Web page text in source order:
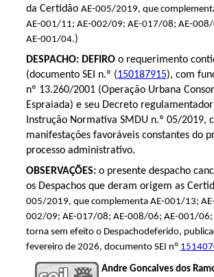
da Certidão AE-005/2019, que
AE-001/11; AE-002/09; AE-017/08; AE-
AE-001/04.)
DESPACHO: DEFIRO o requerimento
(documento SEI n.º (150187915), com
nº 13.260/2001 (Operação Urbana
Espraiada) e seu Decreto
Instrução Normativa SMDU n.º 05/2019,
manifestações favoráveis constantes do
processo administrativo.
OBSERVAÇÕES: o presente despacho
os Despachos que deram origem as
005/2019, que complementa AE-001/13;
002/09; AE-017/08; AE-008/06; AE-001/06;
torna sem efeito o Despachodeferido,
fevereiro de 2026, documento SEI nº
Andre Goncalves dos